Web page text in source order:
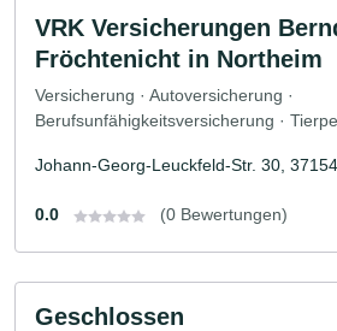
VRK Versicherungen
Fröchtenicht in Northeim
Versicherung · Autoversicherung ·
Berufsunfähigkeitsversicherung ·
Johann-Georg-Leuckfeld-Str. 30,
0.0 (0 Bewertungen)
Geschlossen